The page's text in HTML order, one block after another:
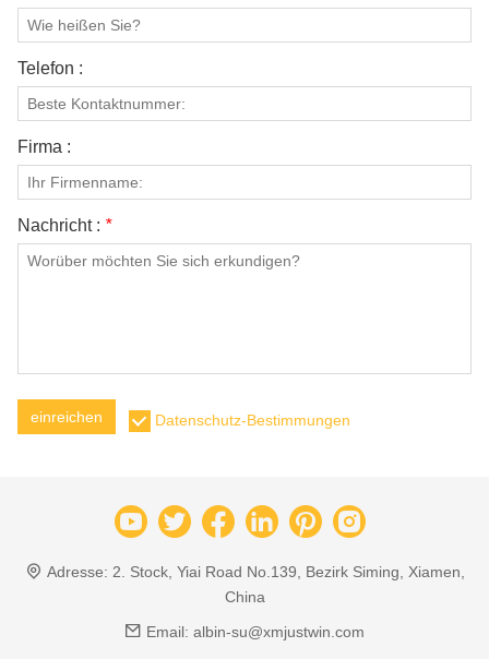
Telefon :
Firma :
Nachricht : *
einreichen Datenschutz-Bestimmungen
Adresse: 2. Stock, Yiai Road No.139, Bezirk Siming, Xiamen,
China
Email: albin-su@xmjustwin.com